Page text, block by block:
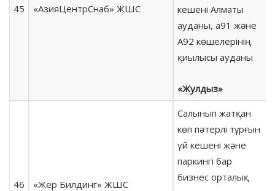
45 «АзияЦентрСнаб» ЖШС
кешені Алматы
ауданы, а91 және
А92 көшелерінің
қиылысы ауданы
«Жулдыз»
46 «Жер Билдинг» ЖШС
Салынып жатқан
көп пәтерлі тұрғын
үй кешені және
паркингі бар
бизнес орталық